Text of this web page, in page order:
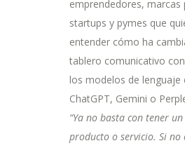
emprendedores, marcas
startups y pymes que
entender cómo ha
tablero comunicativo
los modelos de lenguaje
ChatGPT, Gemini o
“Ya no basta con tener
producto o servicio. Si no